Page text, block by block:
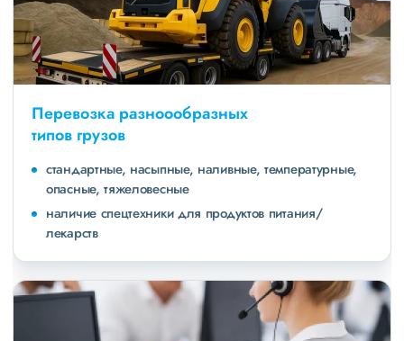
Перевозка разноообразных
типов грузов
стандартные, насыпные, наливные, температурные,
опасные, тяжеловесные
наличие спецтехники для продуктов питания/
лекарств